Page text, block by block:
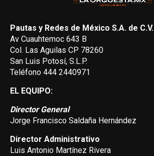
Pautas y Redes de México S.A. de C.V.
Av Cuauhtemoc 643 B
Col. Las Aguilas CP 78260
San Luis Potosí, S.L.P.
Teléfono 444 2440971
EL EQUIPO:
Director General
Jorge Francisco Saldaña Hernández
Director Administrativo
Luis Antonio Martínez Rivera